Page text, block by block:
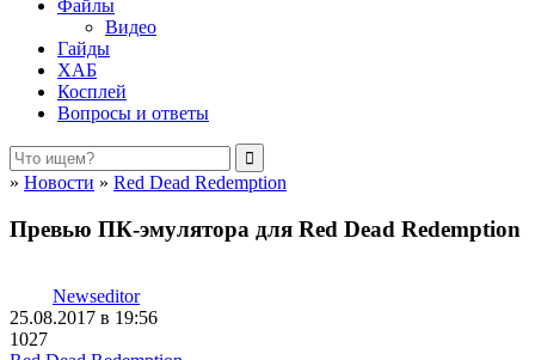
Файлы
Видео
Гайды
ХАБ
Косплей
Вопросы и ответы
» Новости » Red Dead Redemption
Превью ПК-эмулятора для Red Dead Redemption
Newseditor
25.08.2017 в 19:56
1027